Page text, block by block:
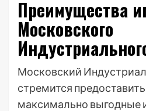
Преимущества
Московского
Московский
стремится
максимально выгодные